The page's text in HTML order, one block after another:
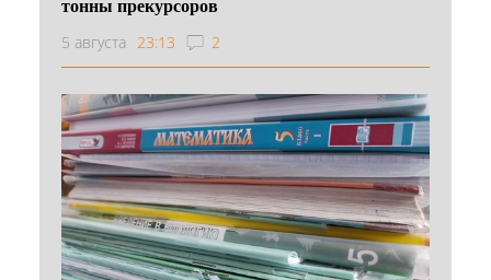
5 августа 23:13 2